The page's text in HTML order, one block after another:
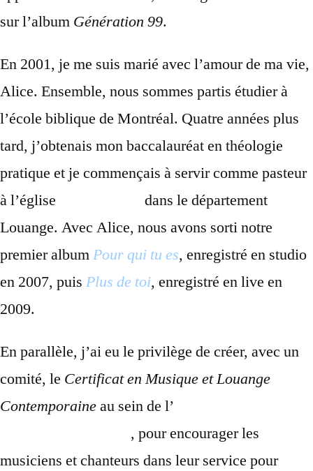
sur l’album Génération 99.
En 2001, je me suis marié avec l’amour de ma vie,
Alice. Ensemble, nous sommes partis étudier à
l’école biblique de Montréal. Quatre années plus
tard, j’obtenais mon baccalauréat en théologie
pratique et je commençais à servir comme pasteur
à l’église
dans le département
Louange. Avec Alice, nous avons sorti notre
premier albumPour qui tu es, enregistré en studio
en 2007, puis Plus de toi, enregistré en live en
2009.
En parallèle, j’ai eu le privilège de créer, avec un
comité, le Certificat en Musique et Louange
Contemporaineau sein de l’
, pour encourager les
musiciens et chanteurs dans leur service pour